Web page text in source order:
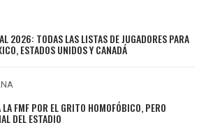
2026: TODAS LAS LISTAS DE JUGADORES PARA
ESTADOS UNIDOS Y CANADÁ
FMF POR EL GRITO HOMOFÓBICO, PERO
DEL ESTADIO